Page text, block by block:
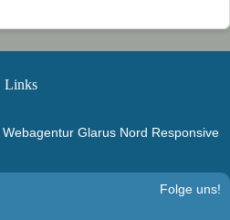
Links
Webagentur Glarus Nord Responsive
Folge uns!